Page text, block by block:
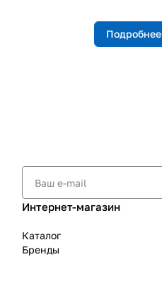
Подробнее
Интернет-магазин
Каталог
Бренды